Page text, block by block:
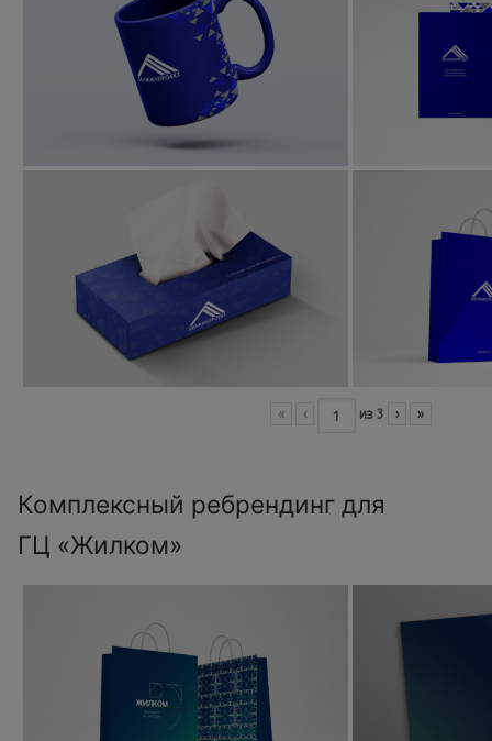
« ‹ из 3 › »
Комплексный ребрендинг для
ГЦ «Жилком»